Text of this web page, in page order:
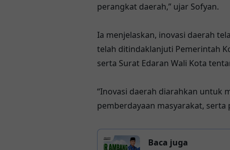
perangkat daerah,” ujar Sofyan.
Ia menjelaskan, inovasi daerah
telah ditindaklanjuti Pemerintah
serta Surat Edaran Wali Kota
“Inovasi daerah diarahkan untuk
pemberdayaan masyarakat, serta
Baca juga